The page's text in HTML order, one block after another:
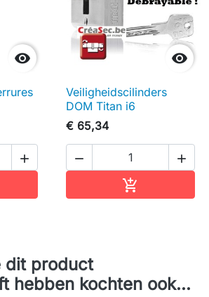



Veiligheidscilinders
DOM Titan i6
€ 65,34
 

dit product
hebben kochten ook...